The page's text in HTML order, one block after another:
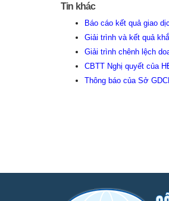
Tin khác
Báo cáo kết quả giao
Giải trình và kết quả
Giải trình chênh lệch
CBTT Nghị quyết của
Thông báo của Sở